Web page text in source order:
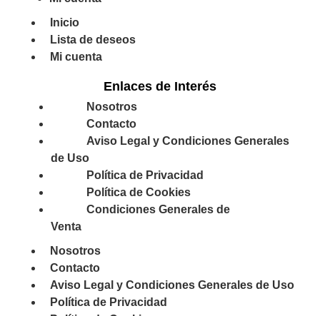
Inicio
Lista de deseos
Mi cuenta
Enlaces de Interés
Nosotros
Contacto
Aviso Legal y Condiciones Generales
de Uso
Política de Privacidad
Política de Cookies
Condiciones Generales de
Venta
Nosotros
Contacto
Aviso Legal y Condiciones Generales de Uso
Política de Privacidad